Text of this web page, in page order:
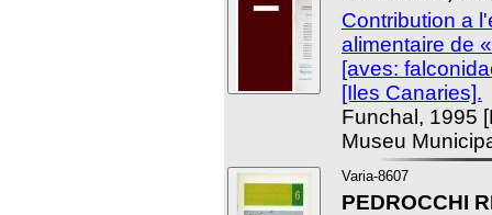
Contribution a
alimentaire de
[aves:
[Iles Canaries].
Funchal, 1995
Museu
Varia-8607
PEDROCCHI